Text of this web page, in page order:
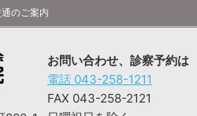
のご案内
お問い合わせ、診察予約は
電話 043-258-1211
FAX 043-258-2121